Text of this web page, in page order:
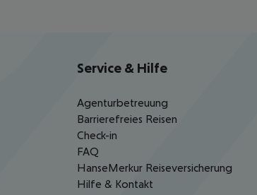
Service & Hilfe
Agenturbetreuung
Barrierefreies Reisen
Check-in
FAQ
HanseMerkur Reiseversicherung
Hilfe & Kontakt